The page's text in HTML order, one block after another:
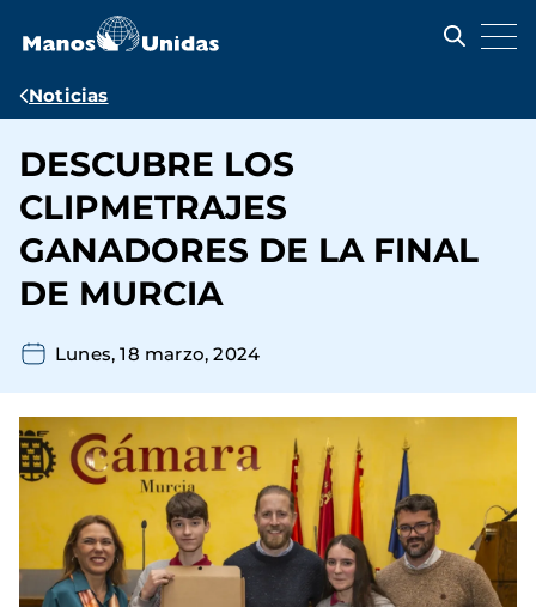
contenido
Ruta
navegación
Noticias
DESCUBRE LOS
CLIPMETRAJES
GANADORES DE LA FINAL
DE MURCIA
Lunes, 18 marzo, 2024